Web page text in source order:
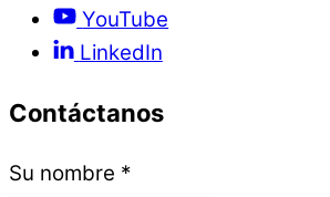
YouTube
LinkedIn
Contáctanos
Su nombre *